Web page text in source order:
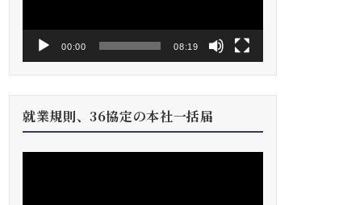
00:00 08:19
就業規則、36協定の本社一括届